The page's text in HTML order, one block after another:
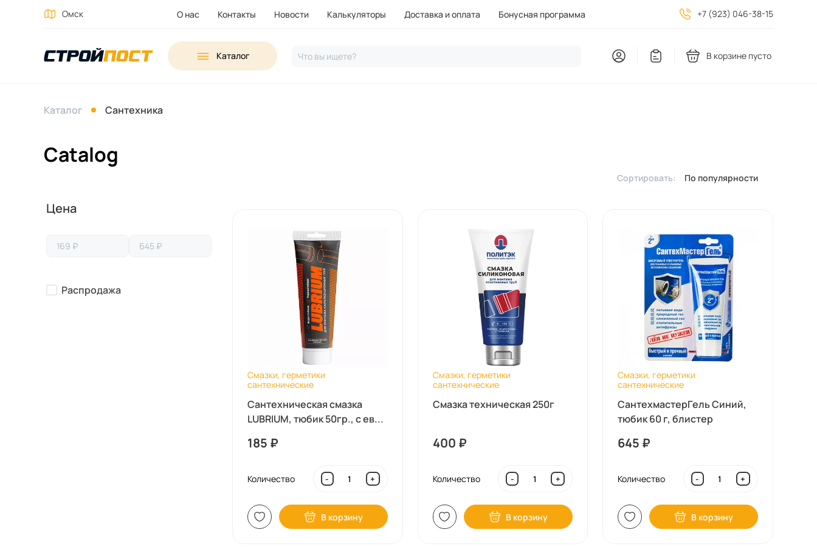
Каталог Что вы ищете? В корзине пусто
Омск О нас Контакты Новости Калькуляторы Доставка и оплата Бонусная программа +7 (923) 046-38-15
Каталог Сантехника
Catalog
Сортировать: По популярности
Выберите
параметры
Цена
Распродажа
Смазки, герметики
сантехнические
Сантехническая смазка
LUBRIUM, тюбик 50гр., с ев...
185 ₽
Количество - +
В корзину
Смазки, герметики
сантехнические
Смазка техническая 250г
400 ₽
Количество - +
В корзину
Смазки, герметики
сантехнические
СантехмастерГель Синий,
тюбик 60 г, блистер
645 ₽
Количество - +
В корзину